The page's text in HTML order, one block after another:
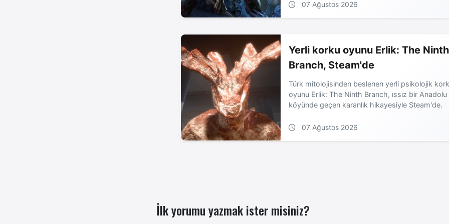
07 Ağustos 2026
Yerli korku oyunu Erlik: The Ninth
Branch, Steam'de
Türk mitolojisinden beslenen yerli psikolojik
oyunu Erlik: The Ninth Branch, ıssız bir Anadolu
köyünde geçen karanlık hikayesiyle Steam'de.
07 Ağustos 2026
İlk yorumu yazmak ister misiniz?